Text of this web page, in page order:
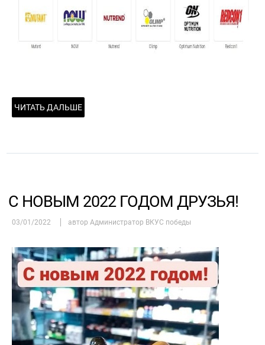
ЧИТАТЬ ДАЛЬШЕ
С НОВЫМ 2022 ГОДОМ ДРУЗЬЯ!
03/01/2022 автор Администратор ВКУС победы